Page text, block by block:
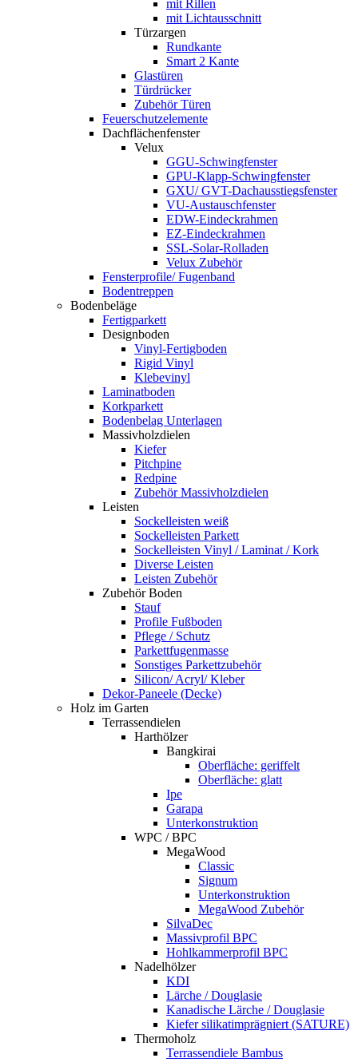
mit Rillen
mit Lichtausschnitt
Türzargen
Rundkante
Smart 2 Kante
Glastüren
Türdrücker
Zubehör Türen
Feuerschutzelemente
Dachflächenfenster
Velux
GGU-Schwingfenster
GPU-Klapp-Schwingfenster
GXU/ GVT-Dachausstiegsfenster
VU-Austauschfenster
EDW-Eindeckrahmen
EZ-Eindeckrahmen
SSL-Solar-Rolladen
Velux Zubehör
Fensterprofile/ Fugenband
Bodentreppen
Bodenbeläge
Fertigparkett
Designboden
Vinyl-Fertigboden
Rigid Vinyl
Klebevinyl
Laminatboden
Korkparkett
Bodenbelag Unterlagen
Massivholzdielen
Kiefer
Pitchpine
Redpine
Zubehör Massivholzdielen
Leisten
Sockelleisten weiß
Sockelleisten Parkett
Sockelleisten Vinyl / Laminat / Kork
Diverse Leisten
Leisten Zubehör
Zubehör Boden
Stauf
Profile Fußboden
Pflege / Schutz
Parkettfugenmasse
Sonstiges Parkettzubehör
Silicon/ Acryl/ Kleber
Dekor-Paneele (Decke)
Holz im Garten
Terrassendielen
Harthölzer
Bangkirai
Oberfläche: geriffelt
Oberfläche: glatt
Ipe
Garapa
Unterkonstruktion
WPC / BPC
MegaWood
Classic
Signum
Unterkonstruktion
MegaWood Zubehör
SilvaDec
Massivprofil BPC
Hohlkammerprofil BPC
Nadelhölzer
KDI
Lärche / Douglasie
Kanadische Lärche / Douglasie
Kiefer silikatimprägniert (SATURE)
Thermoholz
Terrassendiele Bambus